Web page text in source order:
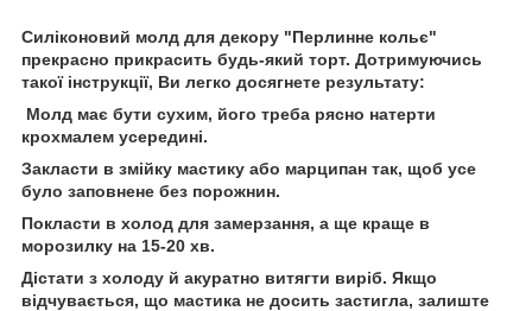
Силіконовий молд для декору "Перлинне кольє"
прекрасно прикрасить будь-який торт. Дотримуючись
такої інструкції, Ви легко досягнете результату:
Молд має бути сухим, його треба рясно натерти
крохмалем усередині.
Закласти в змійку мастику або марципан так, щоб усе
було заповнене без порожнин.
Покласти в холод для замерзання, а ще краще в
морозилку на 15-20 хв.
Дістати з холоду й акуратно витягти виріб. Якщо
відчувається, що мастика не досить застигла, залиште